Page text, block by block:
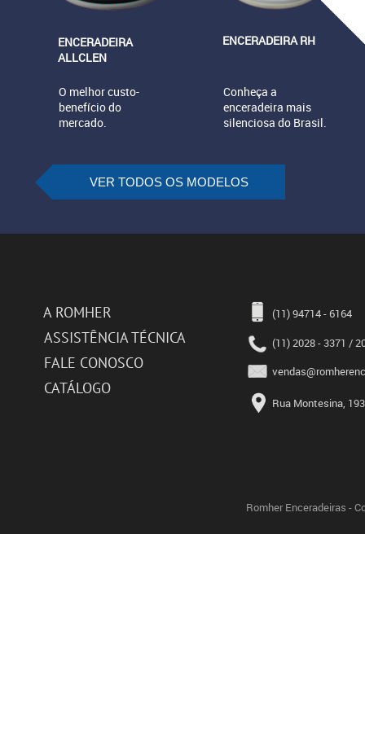
ENCERADEIRA RH
O melhor custo-
benefício do
mercado.
Conheça a
enceradeira mais
silenciosa do Brasil.
ENCERADEIRA
ALLCLEN
VER TODOS OS MODELOS
A ROMHER
ASSISTÊNCIA TÉCNICA
FALE CONOSCO
CATÁLOGO
(11) 94714 - 6164
Romher Enceradeiras -
(11) 2028 - 3371 /
Rua Montesina,